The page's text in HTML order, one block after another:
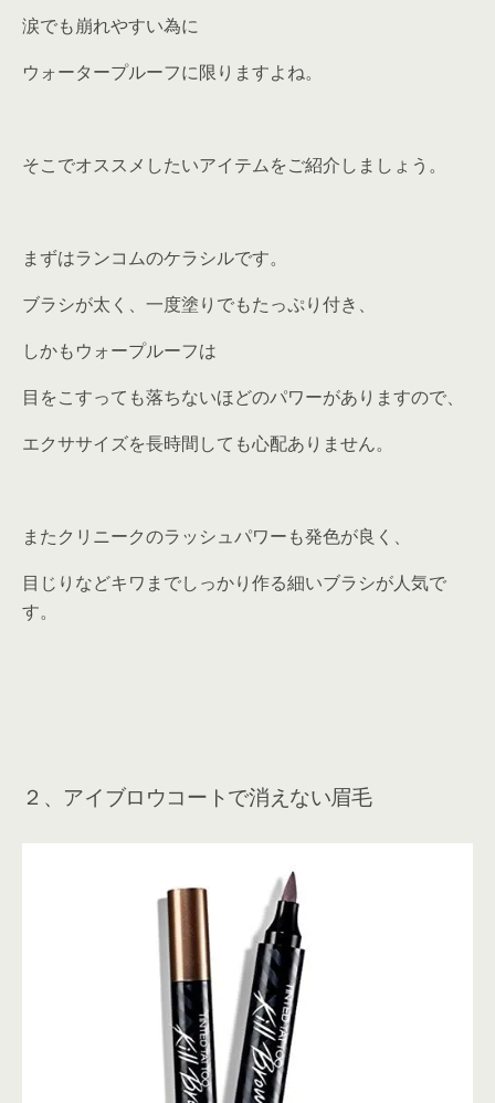
涙でも崩れやすい為に
ウォータープルーフに限りますよね。
そこでオススメしたいアイテムをご紹介しましょう。
まずはランコムのケラシルです。
ブラシが太く、一度塗りでもたっぷり付き、
しかもウォープルーフは
目をこすっても落ちないほどのパワーがありますので、
エクササイズを長時間しても心配ありません。
またクリニークのラッシュパワーも発色が良く、
目じりなどキワまでしっかり作る細いブラシが人気で
す。
２、アイブロウコートで消えない眉毛